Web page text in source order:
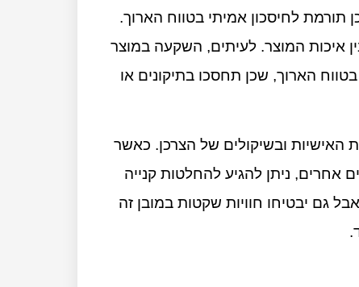
תורמת לחיסכון אמיתי בטווח הארוך.
איכות המוצר. לעיתים, השקעה במוצר
הארוך, שכן תחסכו בתיקונים או
ובשיקולים של הצרכן. כאשר
ניתן להגיע להחלטות קנייה
גם יבטיחו חוויות שקטות במובן זה